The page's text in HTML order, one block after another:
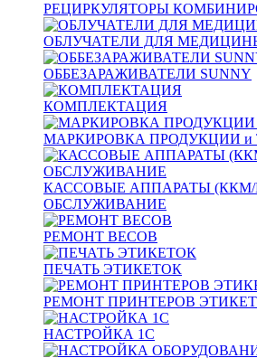
РЕЦИРКУЛЯТОРЫ
ОБЛУЧАТЕЛИ ДЛЯ
ОББЕЗАРАЖИВАТЕЛИ SUNNY
КОМПЛЕКТАЦИЯ
МАРКИРОВКА ПРОДУКЦИИ и
КАССОВЫЕ АППАРАТЫ (ККМ/
ОБСЛУЖИВАНИЕ
РЕМОНТ ВЕСОВ
ПЕЧАТЬ ЭТИКЕТОК
РЕМОНТ ПРИНТЕРОВ
НАСТРОЙКА 1С